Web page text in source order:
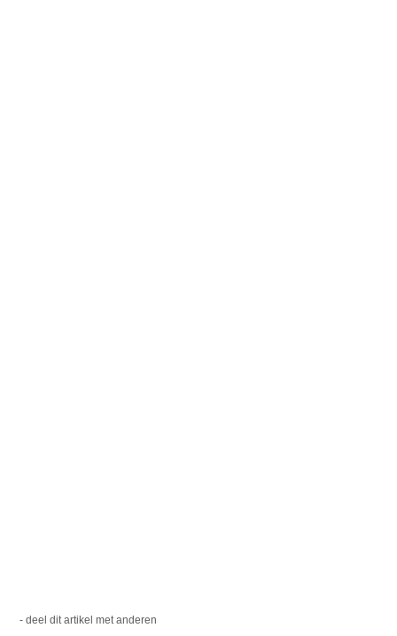
- deel dit artikel met anderen